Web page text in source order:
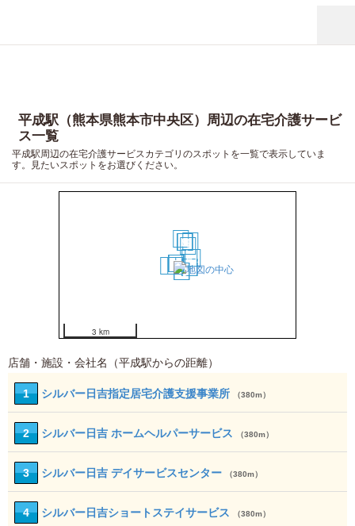
平成駅（熊本県熊本市中央区）周辺の在宅介護サービ
ス一覧
平成駅周辺の在宅介護サービスカテゴリのスポットを一覧で表示していま
す。見たいスポットをお選びください。
1
2
3
4
5 6
7
8
9
10
11
12
13
1415
16
1718
19
20
3 km
店舗・施設・会社名（平成駅からの距離）
1 シルバー日吉指定居宅介護支援事業所 （380m）
2 シルバー日吉 ホームヘルパーサービス （380m）
3 シルバー日吉 デイサービスセンター （380m）
4 シルバー日吉ショートステイサービス （380m）